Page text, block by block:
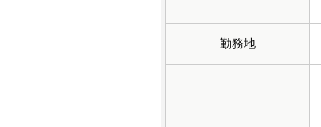
勤務地